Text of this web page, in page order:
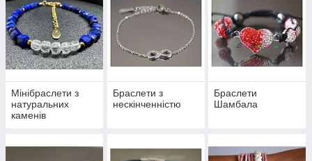
Мінібраслети з
натуральних
каменів
Браслети з
нескінченністю
Браслети
Шамбала